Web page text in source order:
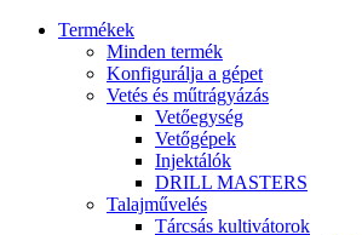
Termékek
Minden termék
Konfigurálja a gépet
Vetés és műtrágyázás
Vetőegység
Vetőgépek
Injektálók
DRILL MASTERS
Talajművelés
Tárcsás kultivátorok